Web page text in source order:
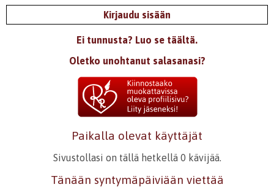
Kirjaudu sisään
Ei tunnusta? Luo se täältä.
Oletko unohtanut salasanasi?
Paikalla olevat käyttäjät
Sivustollasi on tällä hetkellä 0 kävijää.
Tänään syntymäpäiviään viettää